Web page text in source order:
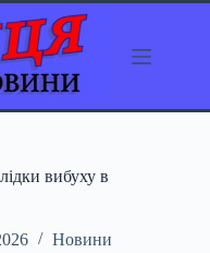
вибуху в
Новини